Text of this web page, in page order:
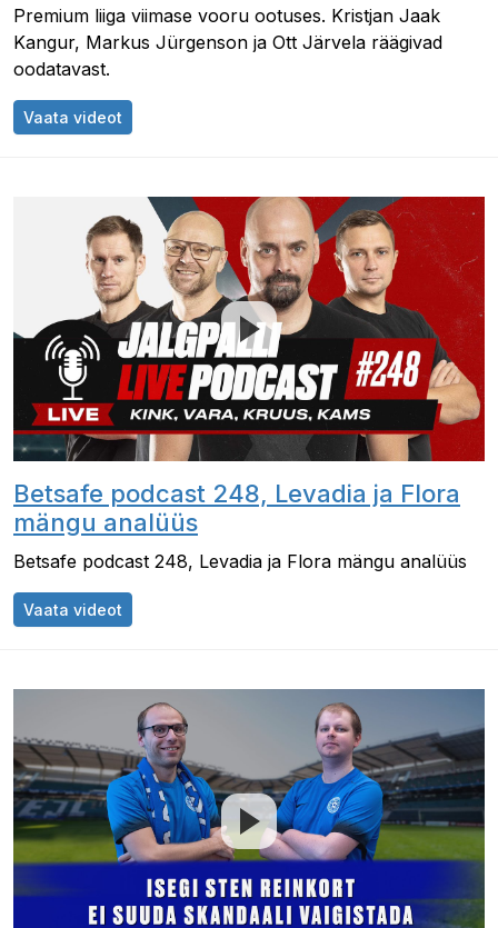
Premium liiga viimase vooru ootuses. Kristjan Jaak
Kangur, Markus Jürgenson ja Ott Järvela räägivad
oodatavast.
Vaata videot
Betsafe podcast 248, Levadia ja Flora
mängu analüüs
Betsafe podcast 248, Levadia ja Flora mängu analüüs
Vaata videot